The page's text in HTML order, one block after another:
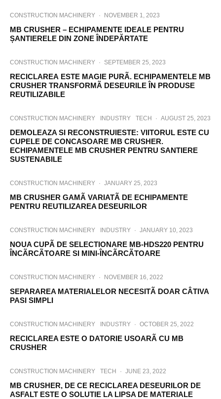
CONSTRUCTION MACHINERY · NOVEMBER 1, 2023
MB CRUSHER – ECHIPAMENTE IDEALE PENTRU
ȘANTIERELE DIN ZONE ÎNDEPĂRTATE
CONSTRUCTION MACHINERY · SEPTEMBER 25, 2023
RECICLAREA ESTE MAGIE PURÃ. ECHIPAMENTELE MB
CRUSHER TRANSFORMÃ DESEURILE ÎN PRODUSE
REUTILIZABILE
CONSTRUCTION MACHINERY INDUSTRY TECH · AUGUST 25, 2023
DEMOLEAZA SI RECONSTRUIESTE: VIITORUL ESTE CU
CUPELE DE CONCASOARE MB CRUSHER.
ECHIPAMENTELE MB CRUSHER PENTRU SANTIERE
SUSTENABILE
CONSTRUCTION MACHINERY · JANUARY 25, 2023
MB CRUSHER GAMÃ VARIATÃ DE ECHIPAMENTE
PENTRU REUTILIZAREA DESEURILOR
CONSTRUCTION MACHINERY INDUSTRY · JANUARY 10, 2023
NOUA CUPÃ DE SELECTIONARE MB-HDS220 PENTRU
ÎNCÃRCÃTOARE SI MINI-ÎNCÃRCÃTOARE
CONSTRUCTION MACHINERY · NOVEMBER 16, 2022
SEPARAREA MATERIALELOR NECESITÃ DOAR CÂTIVA
PASI SIMPLI
CONSTRUCTION MACHINERY INDUSTRY · OCTOBER 25, 2022
RECICLAREA ESTE O DATORIE USOARÃ CU MB
CRUSHER
CONSTRUCTION MACHINERY TECH · JUNE 23, 2022
MB CRUSHER, DE CE RECICLAREA DESEURILOR DE
ASFALT ESTE O SOLUTIE LA LIPSA DE MATERIALE